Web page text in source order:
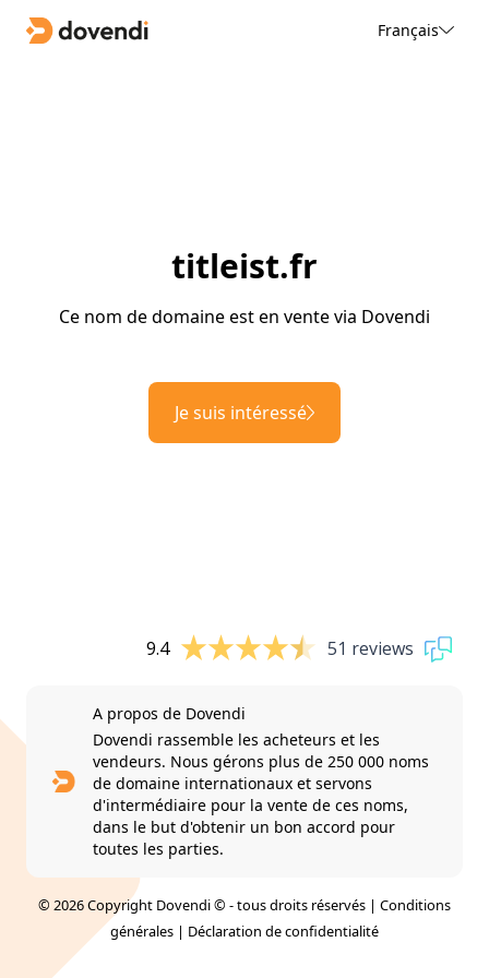
Français
titleist.fr
Ce nom de domaine est en vente via Dovendi
Je suis intéressé
9.4 51 reviews
A propos de Dovendi
Dovendi rassemble les acheteurs et les
vendeurs. Nous gérons plus de 250 000 noms
de domaine internationaux et servons
d'intermédiaire pour la vente de ces noms,
dans le but d'obtenir un bon accord pour
toutes les parties.
© 2026 Copyright Dovendi © - tous droits réservés | Conditions
générales | Déclaration de confidentialité